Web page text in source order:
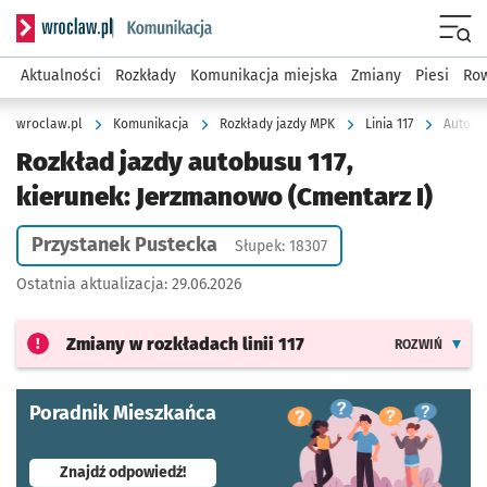
Serwis informacyjny wroclaw.pl podserwis: Komunikacja
Aktualności Rozkłady Komunikacja miejska Zmiany Piesi
wroclaw.pl Komunikacja Rozkłady jazdy MPK Linia 117
Rozkład jazdy autobusu 117,
kierunek: Jerzmanowo (Cmentarz I)
Przystanek Pustecka Słupek: 18307
Ostatnia aktualizacja: 29.06.2026
Zmiany w rozkładach linii 117 ROZWIŃ
Poradnik Mieszkańca
Znajdź odpowiedź!- otworzy się w nowej karcie